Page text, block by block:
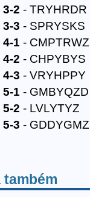
3-2 - TRYHRDR
3-3 - SPRYSKS
4-1 - CMPTRWZ
4-2 - CHPYBYS
4-3 - VRYHPPY
5-1 - GMBYQZD
5-2 - LVLYTYZ
5-3 - GDDYGMZ
também